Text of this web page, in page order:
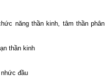
năng thần kinh, tâm thần phân
thần kinh
đầu